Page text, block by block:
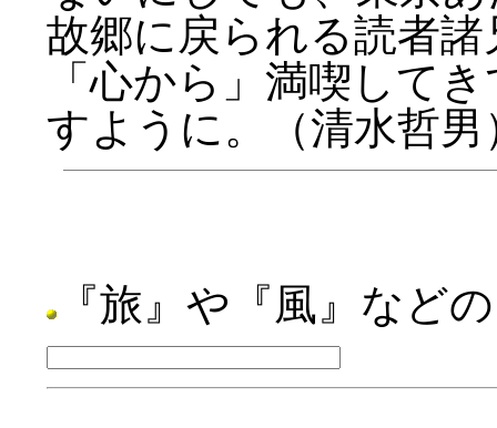
故郷に戻られる読者
「心から」満喫して
すように。（清水哲男
『旅』や『風』など